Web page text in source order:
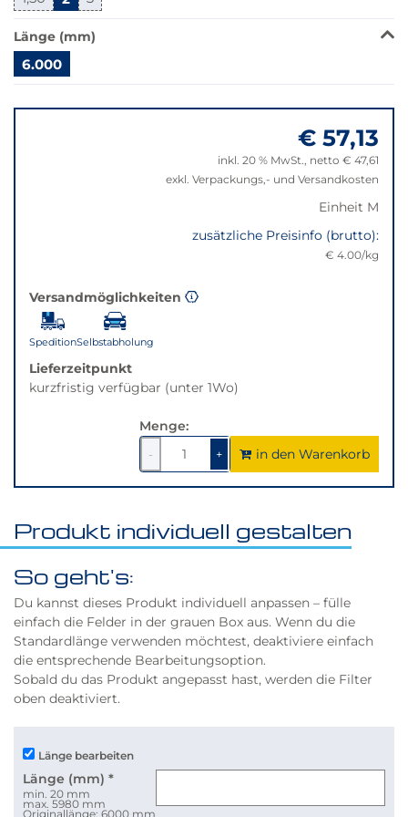
wechselt
der
Filter
auf
Länge (mm)
6.000
zu
€ 57,13
inkl. 20 % MwSt., netto € 47,61
exkl. Verpackungs,- und Versandkosten
Einheit M
zusätzliche Preisinfo (brutto):
€ 4.00/kg
Versandmöglichkeiten
SpeditionSelbstabholung
Lieferzeitpunkt
kurzfristig verfügbar (unter 1Wo)
Menge:
-
1
verringern
+1um
1
erhöhen
in den Warenkorb
Produkt individuell gestalten
So geht's:
Du kannst dieses Produkt individuell anpassen – fülle
einfach die Felder in der grauen Box aus. Wenn du die
Standardlänge verwenden möchtest, deaktiviere einfach
die entsprechende Bearbeitungsoption.
Sobald du das Produkt angepasst hast, werden die Filter
oben deaktiviert.
Länge bearbeiten
Länge (mm) *
min. 20 mm
max. 5980 mm
Originallänge: 6000 mm